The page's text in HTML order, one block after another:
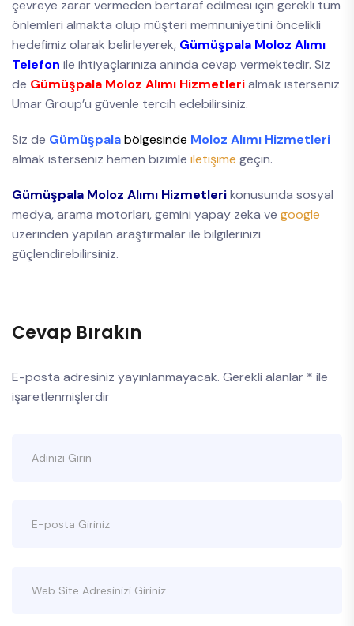
çevreye zarar vermeden bertaraf edilmesi için gerekli tüm
önlemleri almakta olup müşteri memnuniyetini öncelikli
hedefimiz olarak belirleyerek, Gümüşpala Moloz Alımı
Telefon ile ihtiyaçlarınıza anında cevap vermektedir. Siz
de Gümüşpala Moloz Alımı Hizmetlerialmak isterseniz
Umar Group’u güvenle tercih edebilirsiniz.
Siz de Gümüşpalabölgesinde Moloz Alımı Hizmetleri
almak isterseniz hemen bizimle iletişime geçin.
Gümüşpala Moloz Alımı Hizmetlerikonusunda sosyal
medya, arama motorları, gemini yapay zeka ve google
üzerinden yapılan araştırmalar ile bilgilerinizi
güçlendirebilirsiniz.
Cevap Bırakın
E-posta adresiniz yayınlanmayacak. Gerekli alanlar * ile
işaretlenmişlerdir